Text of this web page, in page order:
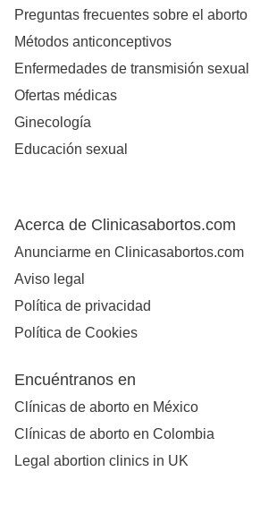
Preguntas frecuentes sobre el aborto
Métodos anticonceptivos
Enfermedades de transmisión sexual
Ofertas médicas
Ginecología
Educación sexual
Acerca de Clinicasabortos.com
Anunciarme en Clinicasabortos.com
Aviso legal
Política de privacidad
Política de Cookies
Encuéntranos en
Clínicas de aborto en México
Clínicas de aborto en Colombia
Legal abortion clinics in UK